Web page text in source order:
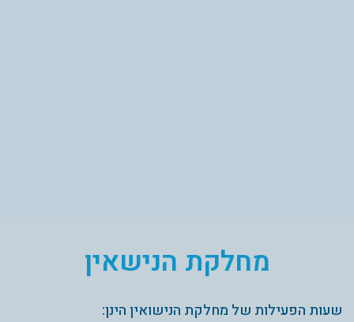
מחלקת הנישאין
שעות הפעילות של מחלקת הנישואין הינן: